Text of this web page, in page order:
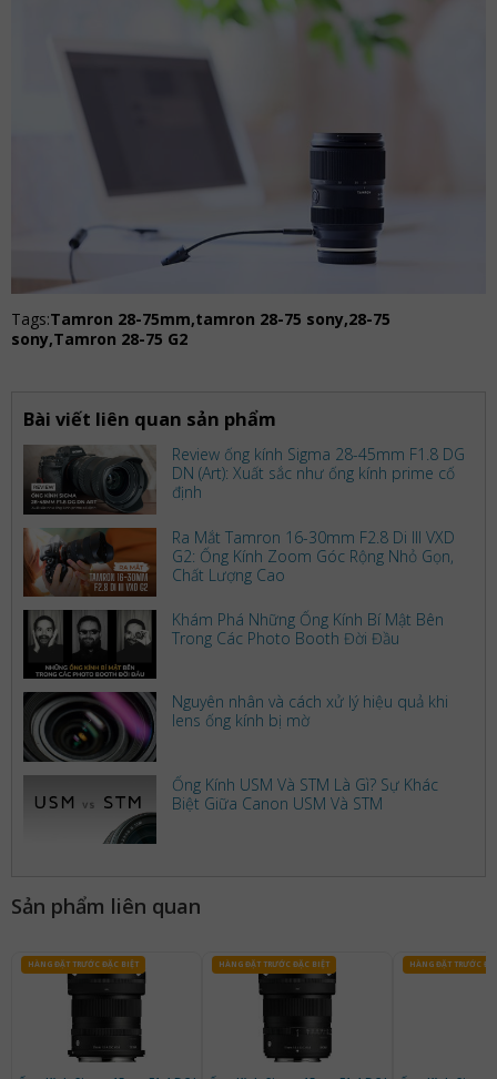
Tags:Tamron 28-75mm,tamron 28-75 sony,28-75
sony,Tamron 28-75 G2
Bài viết liên quan sản phẩm
Review ống kính Sigma 28-45mm F1.8 DG
DN (Art): Xuất sắc như ống kính prime cố
định
Ra Mắt Tamron 16-30mm F2.8 Di III VXD
G2: Ống Kính Zoom Góc Rộng Nhỏ Gọn,
Chất Lượng Cao
Khám Phá Những Ống Kính Bí Mật Bên
Trong Các Photo Booth Đời Đầu
Nguyên nhân và cách xử lý hiệu quả khi
lens ống kính bị mờ
Ống Kính USM Và STM Là Gì? Sự Khác
Biệt Giữa Canon USM Và STM
Sản phẩm liên quan
HÀNG ĐẶT TRƯỚC ĐẶC BIỆT HÀNG ĐẶT TRƯỚC ĐẶC BIỆT HÀNG ĐẶT TRƯỚC